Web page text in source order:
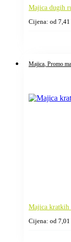
Majica dugih
Cijena: od 7,41
Majica, Promo
Majica kratkih
Cijena: od 7,01